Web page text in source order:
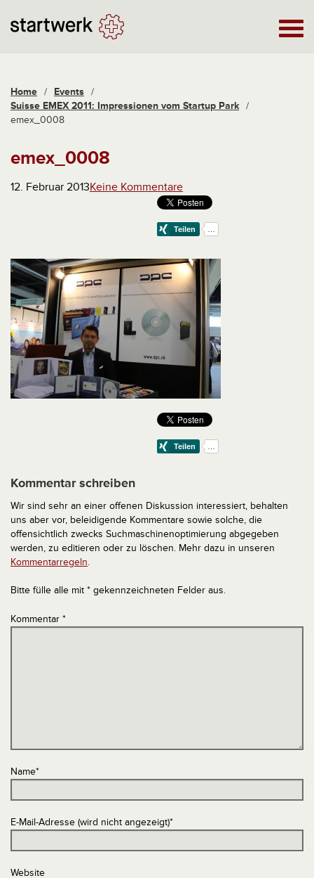
Home / Events /
Suisse EMEX 2011: Impressionen vom Startup Park /
emex_0008
emex_0008
12. Februar 2013Keine Kommentare
Kommentar schreiben
Wir sind sehr an einer offenen Diskussion interessiert, behalten
uns aber vor, beleidigende Kommentare sowie solche, die
offensichtlich zwecks Suchmaschinenoptimierung abgegeben
werden, zu editieren oder zu löschen. Mehr dazu in unseren
Kommentarregeln.
Bitte fülle alle mit * gekennzeichneten Felder aus.
Kommentar *
Name*
E-Mail-Adresse (wird nicht angezeigt)*
Website